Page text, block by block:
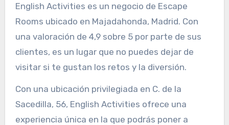
English Activities es un negocio de Escape
Rooms ubicado en Majadahonda, Madrid. Con
una valoración de 4,9 sobre 5 por parte de sus
clientes, es un lugar que no puedes dejar de
visitar si te gustan los retos y la diversión.
Con una ubicación privilegiada en C. de la
Sacedilla, 56, English Activities ofrece una
experiencia única en la que podrás poner a